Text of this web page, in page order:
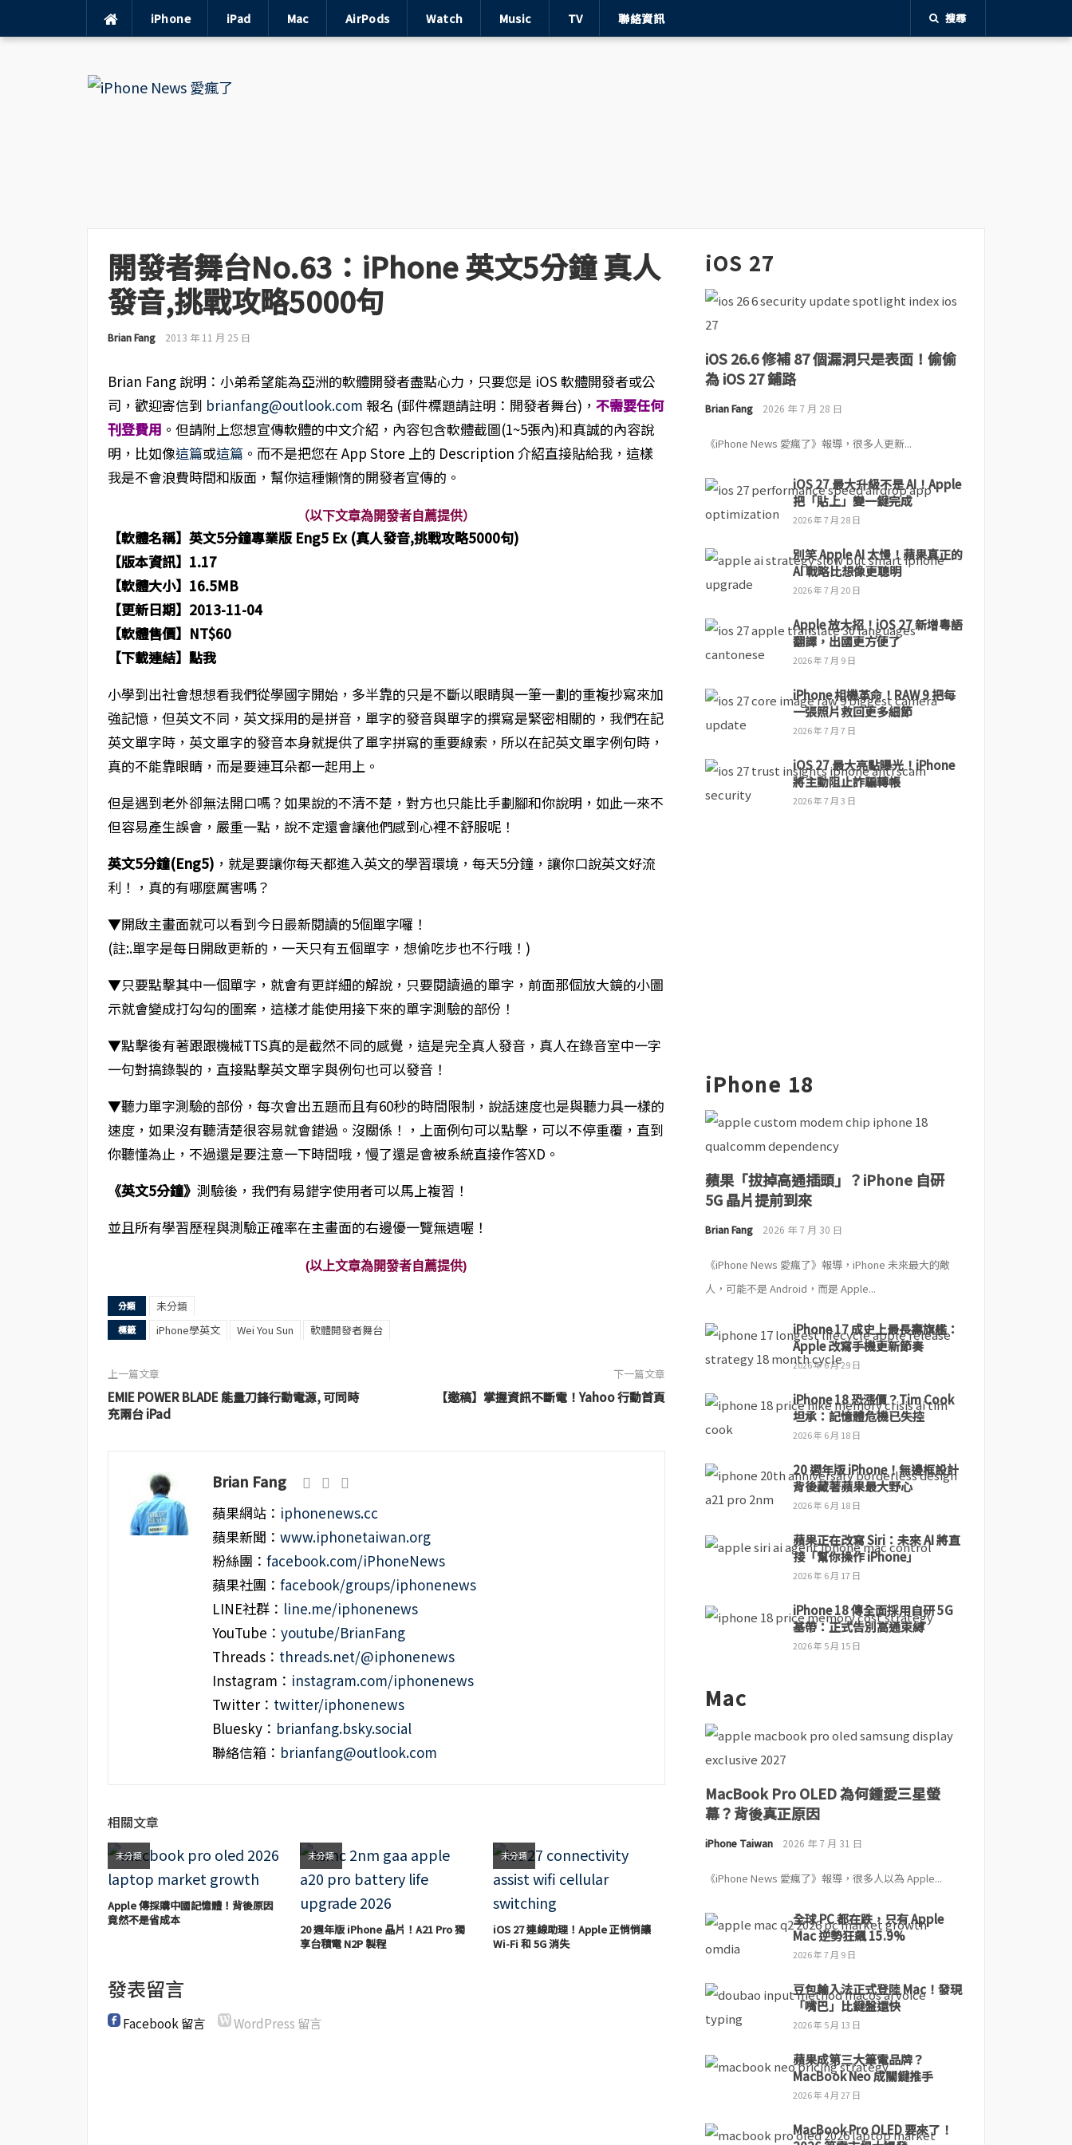
iPhone iPad Mac AirPods Watch Music TV 聯絡資訊 搜尋
開發者舞台No.63：iPhone 英文5分鐘 真人
發音,挑戰攻略5000句
Brian Fang 2013 年 11 月 25 日
Brian Fang 說明：小弟希望能為亞洲的軟體開發者盡點心力，只要您是 iOS 軟體開發者或公
司，歡迎寄信到 brianfang@outlook.com 報名 (郵件標題請註明：開發者舞台)， 不需要任何
刊登費用 。但請附上您想宣傳軟體的中文介紹，內容包含軟體截圖(1~5張內)和真誠的內容說
明，比如像這篇或這篇。而不是把您在 App Store 上的 Description 介紹直接貼給我，這樣
我是不會浪費時間和版面，幫你這種懶惰的開發者宣傳的。
（以下文章為開發者自薦提供）
【軟體名稱】 英文5分鐘專業版 Eng5 Ex (真人發音,挑戰攻略5000句)
【版本資訊】1.17
【軟體大小】16.5MB
【更新日期】2013-11-04
【軟體售價】NT$60
【下載連結】點我
小學到出社會想想看我們從學國字開始，多半靠的只是不斷以眼睛與一筆一劃的重複抄寫來加
強記憶，但英文不同，英文採用的是拼音，單字的發音與單字的撰寫是緊密相關的，我們在記
英文單字時，英文單字的發音本身就提供了單字拼寫的重要線索，所以在記英文單字例句時，
真的不能靠眼睛，而是要連耳朵都一起用上。
但是遇到老外卻無法開口嗎？如果說的不清不楚，對方也只能比手劃腳和你說明，如此一來不
但容易產生誤會，嚴重一點，說不定還會讓他們感到心裡不舒服呢！
英文5分鐘(Eng5) ，就是要讓你每天都進入英文的學習環境，每天5分鐘，讓你口說英文好流
利！，真的有哪麼厲害嗎？
▼開啟主畫面就可以看到今日最新閱讀的5個單字囉！
(註:.單字是每日開啟更新的，一天只有五個單字，想偷吃步也不行哦！)
▼只要點擊其中一個單字，就會有更詳細的解說，只要閱讀過的單字，前面那個放大鏡的小圖
示就會變成打勾勾的圖案，這樣才能使用接下來的單字測驗的部份！
▼點擊後有著跟跟機械TTS真的是截然不同的感覺，這是完全真人發音，真人在錄音室中一字
一句對搞錄製的，直接點擊英文單字與例句也可以發音！
▼聽力單字測驗的部份，每次會出五題而且有60秒的時間限制，說話速度也是與聽力具一樣的
速度，如果沒有聽清楚很容易就會錯過。沒關係！，上面例句可以點擊，可以不停重覆，直到
你聽懂為止，不過還是要注意一下時間哦，慢了還是會被系統直接作答XD。
《英文5分鐘》 測驗後，我們有易錯字使用者可以馬上複習！
並且所有學習歷程與測驗正確率在主畫面的右邊優一覽無遺喔！
(以上文章為開發者自薦提供)
分類 未分類
標籤 iPhone學英文 Wei You Sun 軟體開發者舞台
上一篇文章
EMIE POWER BLADE 能量刀鋒行動電源, 可同時
充兩台 iPad
下一篇文章
【邀稿】掌握資訊不斷電！Yahoo 行動首頁
Brian Fang
蘋果網站： iphonenews.cc
蘋果新聞： www.iphonetaiwan.org
粉絲團： facebook.com/iPhoneNews
蘋果社團： facebook/groups/iphonenews
LINE社群： line.me/iphonenews
YouTube： youtube/BrianFang
Threads： threads.net/@iphonenews
Instagram： instagram.com/iphonenews
Twitter： twitter/iphonenews
Bluesky： brianfang.bsky.social
聯絡信箱： brianfang@outlook.com
相關文章
未分類
Apple 傳採購中國記憶體！背後原因
竟然不是省成本
未分類
20 週年版 iPhone 晶片！A21 Pro 獨
享台積電 N2P 製程
未分類
iOS 27 連線助理！Apple 正悄悄讓
Wi-Fi 和 5G 消失
發表留言
Facebook 留言 WordPress 留言
iOS 27
iOS 26.6 修補 87 個漏洞只是表面！偷偷
為 iOS 27 鋪路
Brian Fang 2026 年 7 月 28 日
《iPhone News 愛瘋了》報導，很多人更新...
iOS 27 最大升級不是 AI！Apple
把「貼上」變一鍵完成
2026 年 7 月 28 日
別笑 Apple AI 太慢！蘋果真正的
AI 戰略比想像更聰明
2026 年 7 月 20 日
Apple 放大招！iOS 27 新增粵語
翻譯，出國更方便了
2026 年 7 月 9 日
iPhone 相機革命！RAW 9 把每
一張照片救回更多細節
2026 年 7 月 7 日
iOS 27 最大亮點曝光！iPhone
將主動阻止詐騙轉帳
2026 年 7 月 3 日
iPhone 18
蘋果「拔掉高通插頭」？iPhone 自研
5G 晶片提前到來
Brian Fang 2026 年 7 月 30 日
《iPhone News 愛瘋了》報導，iPhone 未來最大的敵
人，可能不是 Android，而是 Apple...
iPhone 17 成史上最長壽旗艦：
Apple 改寫手機更新節奏
2026 年 6 月 29 日
iPhone 18 恐漲價？Tim Cook
坦承：記憶體危機已失控
2026 年 6 月 18 日
20 週年版 iPhone！無邊框設計
背後藏著蘋果最大野心
2026 年 6 月 18 日
蘋果正在改寫 Siri：未來 AI 將直
接「幫你操作 iPhone」
2026 年 6 月 17 日
iPhone 18 傳全面採用自研 5G
基帶：正式告別高通束縛
2026 年 5 月 15 日
Mac
MacBook Pro OLED 為何鍾愛三星螢
幕？背後真正原因
iPhone Taiwan 2026 年 7 月 31 日
《iPhone News 愛瘋了》報導，很多人以為 Apple...
全球 PC 都在跌，只有 Apple
Mac 逆勢狂飆 15.9%
2026 年 7 月 9 日
豆包輸入法正式登陸 Mac！發現
「嘴巴」比鍵盤還快
2026 年 5 月 13 日
蘋果成第三大筆電品牌？
MacBook Neo 成關鍵推手
2026 年 4 月 27 日
MacBook Pro OLED 要來了！